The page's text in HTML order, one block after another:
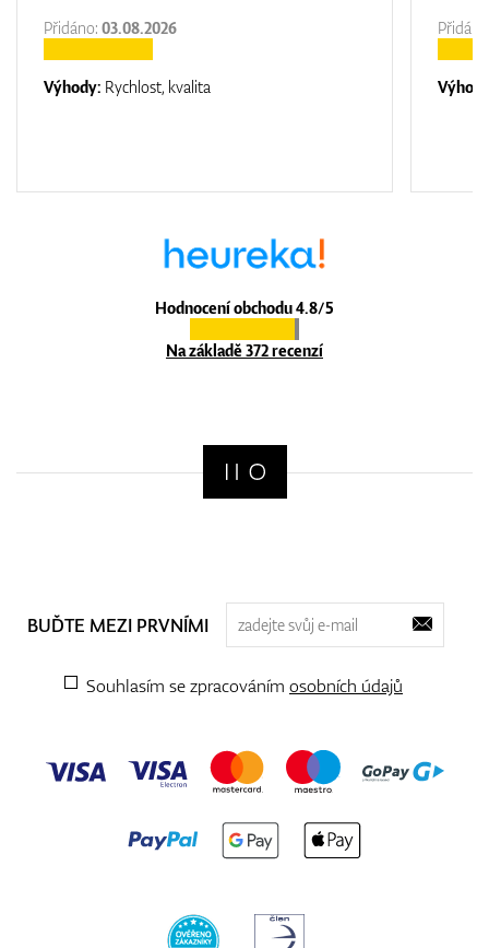
Hodnocení obchodu 4.8/5
Na základě 372 recenzí
Přidáno: 03.08.2026
Výhody: Rychlost, kvalita
BUĎTE MEZI PRVNÍMI
Souhlasím se zpracováním osobních údajů